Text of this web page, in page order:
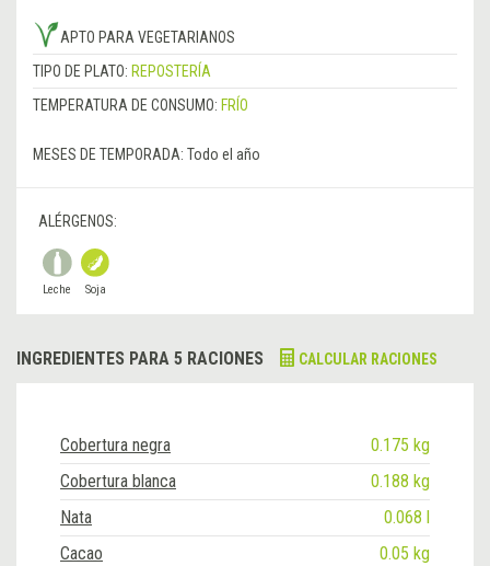
APTO PARA VEGETARIANOS
TIPO DE PLATO: REPOSTERÍA
TEMPERATURA DE CONSUMO: FRÍO
MESES DE TEMPORADA: Todo el año
ALÉRGENOS:
Leche Soja
INGREDIENTES PARA 5 RACIONES CALCULAR RACIONES
Cobertura negra
0.175 kg
Cobertura blanca
0.188 kg
Nata
0.068 l
Cacao
0.05 kg